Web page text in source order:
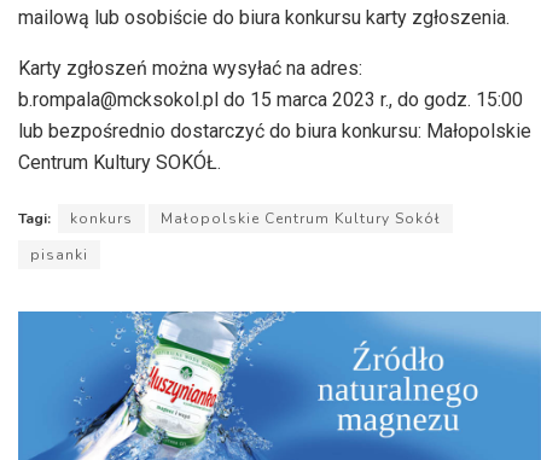
mailową lub osobiście do biura konkursu karty zgłoszenia.
Karty zgłoszeń można wysyłać na adres:
b.rompala@mcksokol.pl do 15 marca 2023 r., do godz. 15:00
lub bezpośrednio dostarczyć do biura konkursu: Małopolskie
Centrum Kultury SOKÓŁ.
Tagi: konkurs
Małopolskie Centrum Kultury Sokół
pisanki